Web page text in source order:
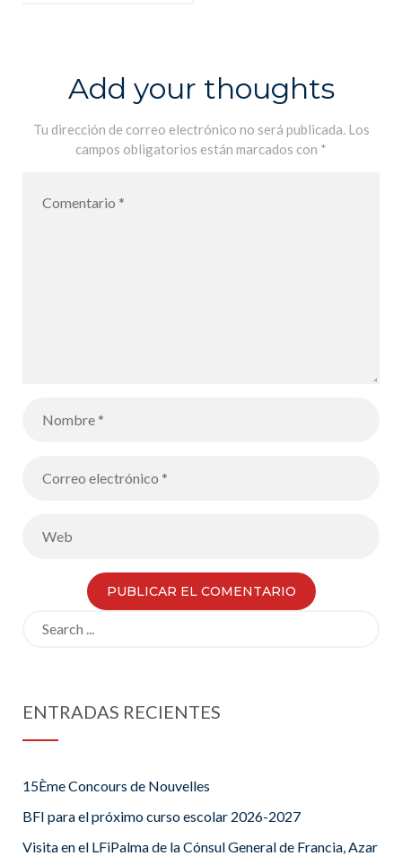
Add your thoughts
Tu dirección de correo electrónico no será publicada. Los
campos obligatorios están marcados con *
ENTRADAS RECIENTES
15Ème Concours de Nouvelles
BFI para el próximo curso escolar 2026-2027
Visita en el LFiPalma de la Cónsul General de Francia, Azar